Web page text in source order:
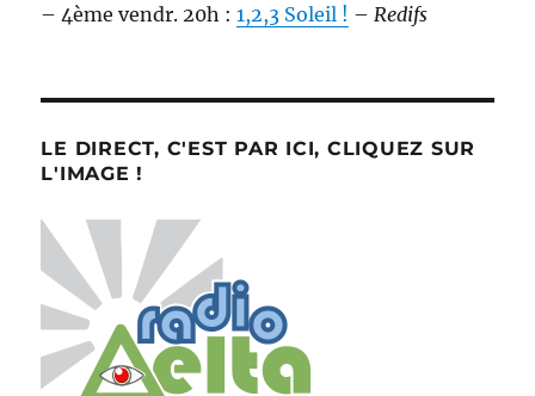
– 4ème vendr. 20h :1,2,3 Soleil ! – Redifs
LE DIRECT, C'EST PAR ICI, CLIQUEZ SUR
L'IMAGE !